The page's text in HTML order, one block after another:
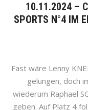
10.11.2024 –
SPORTS N°4 IM
Fast wäre Lenny
gelungen, doch
wiederum Raphael
geben. Auf Platz 4